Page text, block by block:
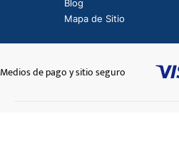
Blog
Mapa de Sitio
Medios de pago y sitio seguro